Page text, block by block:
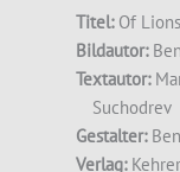
Titel: Of
Bildautor:
Textautor:
Suchodrev
Gestalter:
Verlag: Kehrer